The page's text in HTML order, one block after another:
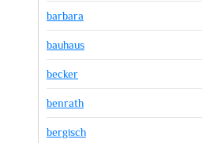
barbara
bauhaus
becker
benrath
bergisch